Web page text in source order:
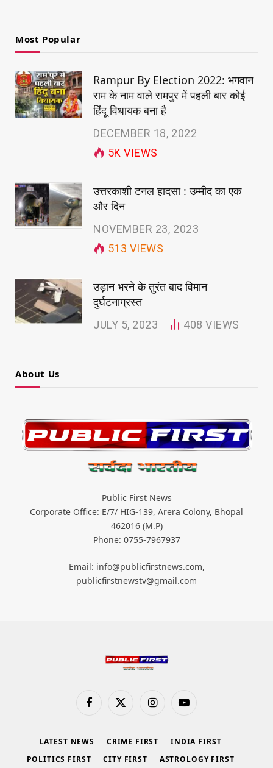
Most Popular
Rampur By Election 2022: भगवान
राम के नाम वाले रामपुर में पहली बार कोई
हिंदू विधायक बना है
DECEMBER 18, 2022
5KVIEWS
उत्तरकाशी टनल हादसा : उम्मीद का एक
और दिन
NOVEMBER 23, 2023
513 VIEWS
उड़ान भरने के तुरंत बाद विमान
दुर्घटनाग्रस्त
JULY 5, 2023 408VIEWS
About Us
Public First News
Corporate Office: E/7/ HIG-139, Arera Colony, Bhopal
462016 (M.P)
Phone: 0755-7967937
Email: info@publicfirstnews.com,
publicfirstnewstv@gmail.com
FacebookX
InstagramYouTube
LATEST NEWS CRIME FIRST
INDIA FIRST
POLITICS FIRST
CITY FIRST ASTROLOGY FIRST